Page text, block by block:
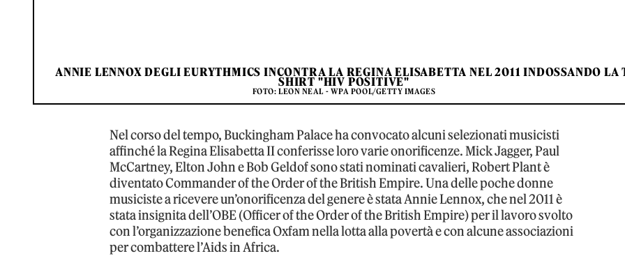
ANNIE LENNOX DEGLI EURYTHMICS INCONTRA LA REGINA ELISABETTA NEL 2011 INDOSSANDO LA
SHIRT "HIV POSITIVE"
FOTO: LEON NEAL - WPA POOL/GETTY IMAGES
Nel corso del tempo, Buckingham Palace ha convocato alcuni selezionati musicisti
affinché la Regina Elisabetta II conferisse loro varie onorificenze. Mick Jagger, Paul
McCartney, Elton John e Bob Geldof sono stati nominati cavalieri, Robert Plant è
diventato Commander of the Order of the British Empire. Una delle poche donne
musiciste a ricevere un’onorificenza del genere è stata Annie Lennox, che nel 2011 è
stata insignita dell’OBE (Officer of the Order of the British Empire) per il lavoro svolto
con l’organizzazione benefica Oxfam nella lotta alla povertà e con alcune associazioni
per combattere l’Aids in Africa.